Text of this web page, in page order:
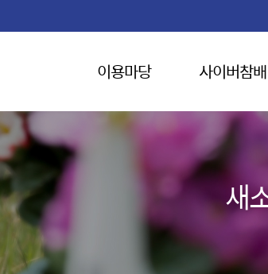
이용마당 사이버참배
새